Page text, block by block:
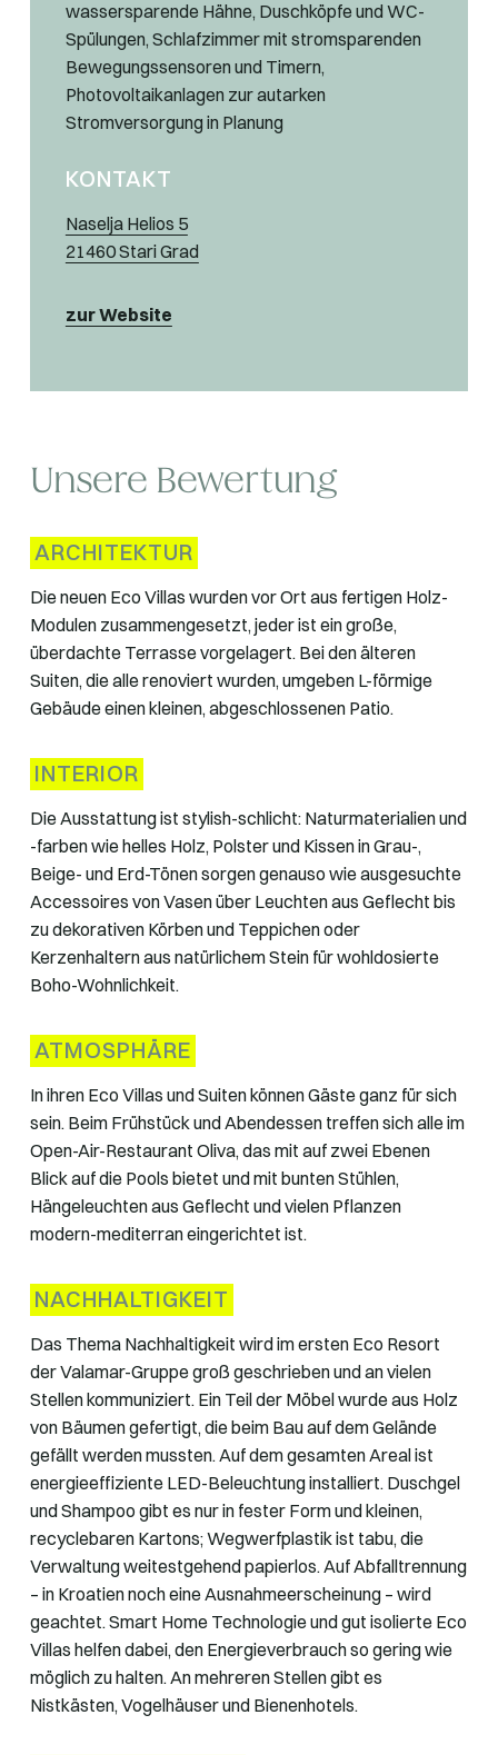
wassersparende Hähne, Duschköpfe und WC-
Spülungen, Schlafzimmer mit stromsparenden
Bewegungssensoren und Timern,
Photovoltaikanlagen zur autarken
Stromversorgung in Planung
KONTAKT
Naselja Helios 5
21460 Stari Grad
zur Website
Unsere Bewertung
ARCHITEKTUR
Die neuen Eco Villas wurden vor Ort aus fertigen Holz-
Modulen zusammengesetzt, jeder ist ein große,
überdachte Terrasse vorgelagert. Bei den älteren
Suiten, die alle renoviert wurden, umgeben L-förmige
Gebäude einen kleinen, abgeschlossenen Patio.
INTERIOR
Die Ausstattung ist stylish-schlicht: Naturmaterialien und
-farben wie helles Holz, Polster und Kissen in Grau-,
Beige- und Erd-Tönen sorgen genauso wie ausgesuchte
Accessoires von Vasen über Leuchten aus Geflecht bis
zu dekorativen Körben und Teppichen oder
Kerzenhaltern aus natürlichem Stein für wohldosierte
Boho-Wohnlichkeit.
ATMOSPHÄRE
In ihren Eco Villas und Suiten können Gäste ganz für sich
sein. Beim Frühstück und Abendessen treffen sich alle im
Open-Air-Restaurant Oliva, das mit auf zwei Ebenen
Blick auf die Pools bietet und mit bunten Stühlen,
Hängeleuchten aus Geflecht und vielen Pflanzen
modern-mediterran eingerichtet ist.
NACHHALTIGKEIT
Das Thema Nachhaltigkeit wird im ersten Eco Resort
der Valamar-Gruppe groß geschrieben und an vielen
Stellen kommuniziert. Ein Teil der Möbel wurde aus Holz
von Bäumen gefertigt, die beim Bau auf dem Gelände
gefällt werden mussten. Auf dem gesamten Areal ist
energieeffiziente LED-Beleuchtung installiert. Duschgel
und Shampoo gibt es nur in fester Form und kleinen,
recyclebaren Kartons; Wegwerfplastik ist tabu, die
Verwaltung weitestgehend papierlos. Auf Abfalltrennung
– in Kroatien noch eine Ausnahmeerscheinung – wird
geachtet. Smart Home Technologie und gut isolierte Eco
Villas helfen dabei, den Energieverbrauch so gering wie
möglich zu halten. An mehreren Stellen gibt es
Nistkästen, Vogelhäuser und Bienenhotels.